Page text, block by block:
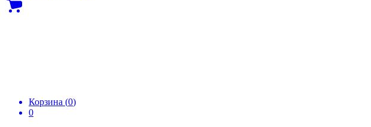
Корзина (0)
0